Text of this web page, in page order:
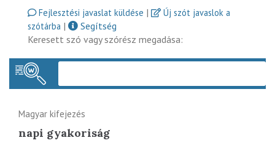
Fejlesztési javaslat küldése |
Új szót javaslok a
szótárba |
Segítség
Keresett szó vagy szórész megadása:
Magyar kifejezés
napi gyakoriság